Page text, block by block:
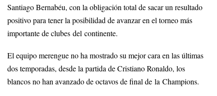
Santiago Bernabéu, con la obligación total de sacar un resultado
positivo para tener la posibilidad de avanzar en el torneo más
importante de clubes del continente.
El equipo merengue no ha mostrado su mejor cara en las últimas
dos temporadas, desde la partida de Cristiano Ronaldo, los
blancos no han avanzado de octavos de final de la Champions.